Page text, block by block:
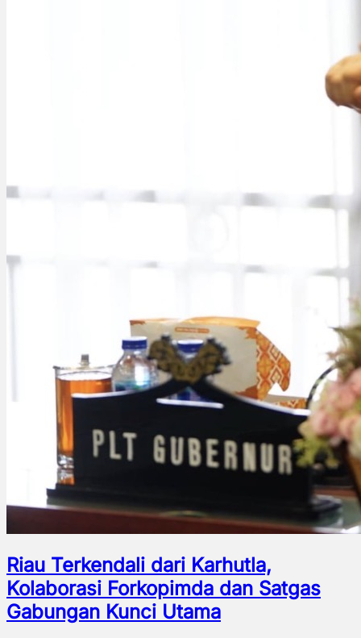
Riau Terkendali dari Karhutla,
Kolaborasi Forkopimda dan Satgas
Gabungan Kunci Utama